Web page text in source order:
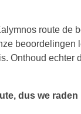
route de
Onthoud
dus we